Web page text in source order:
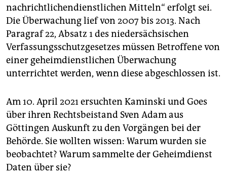
nachrichtlichendienstlichen Mitteln“ erfolgt sei.
Die Überwachung lief von 2007 bis 2013. Nach
Paragraf 22, Absatz 1 des niedersächsischen
Verfassungsschutzgesetzes müssen Betroffene von
einer geheimdienstlichen Überwachung
unterrichtet werden, wenn diese abgeschlossen ist.
Am 10. April 2021 ersuchten Kaminski und Goes
über ihren Rechtsbeistand Sven Adam aus
Göttingen Auskunft zu den Vorgängen bei der
Behörde. Sie wollten wissen: Warum wurden sie
beobachtet? Warum sammelte der Geheimdienst
Daten über sie?